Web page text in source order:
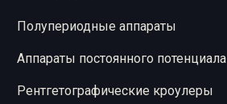
Полупериодные аппараты
Аппараты постоянного потенциала
Рентгетографические кроулеры